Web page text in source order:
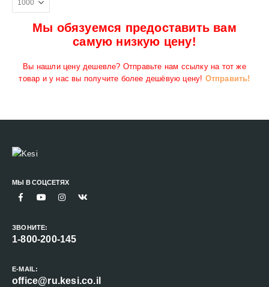
Мы обязуемся предоставить вам
самую низкую цену!
Вы нашли цену дешевле? Отправьте нам ссылку на тот же
товар и у нас вы получите более дешёвую цену! Отправить!
МЫ В СОЦСЕТЯХ
ЗВОНИТЕ:
1-800-200-145
E-MAIL:
office@ru.kesi.co.il